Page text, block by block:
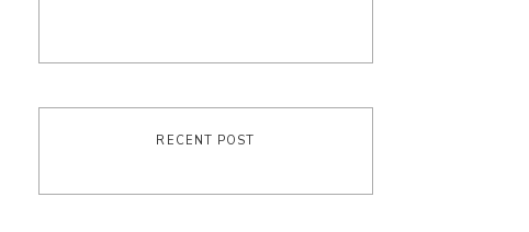
RECENT POST